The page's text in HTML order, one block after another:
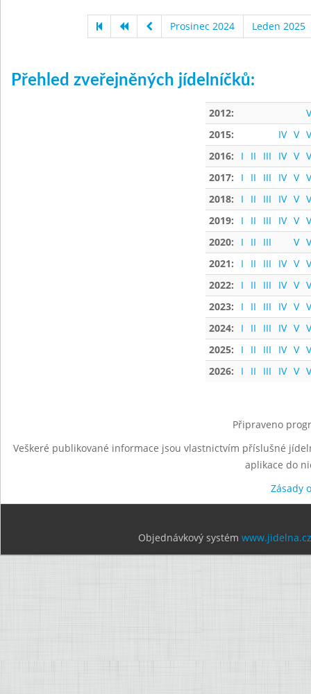
Prosinec 2024 Leden 2025
Přehled zveřejněných jídelníčků:
2012:
2015:
IV V
2016:
I II III IV V
2017:
I II III IV V
2018:
I II III IV V
2019:
I II III IV V
2020:
I II III V
2021:
I II III IV V
2022:
I II III IV V
2023:
I II III IV V
2024:
I II III IV V
2025:
I II III IV V
2026:
I II III IV V
Připraveno
Veškeré publikované informace jsou vlastnictvím příslušné
aplikace do
Zásady
Objednávkový systém www.jidelna.cz